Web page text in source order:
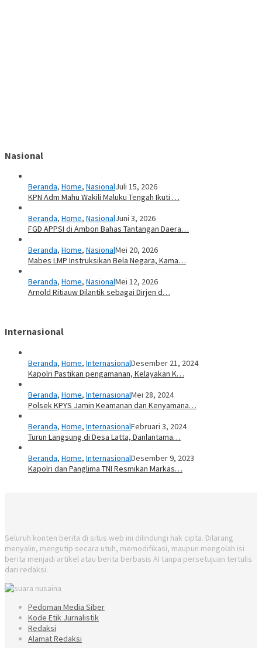
Nasional
Beranda, Home, NasionalJuli 15, 2026
KPN Adm Mahu Wakili Maluku Tengah Ikuti …
Beranda, Home, NasionalJuni 3, 2026
FGD APPSI di Ambon Bahas Tantangan Daera…
Beranda, Home, NasionalMei 20, 2026
Mabes LMP Instruksikan Bela Negara, Kama…
Beranda, Home, NasionalMei 12, 2026
Arnold Ritiauw Dilantik sebagai Dirjen d…
Internasional
Beranda, Home, InternasionalDesember 21, 2024
Kapolri Pastikan pengamanan, Kelayakan K…
Beranda, Home, InternasionalMei 28, 2024
Polsek KPYS Jamin Keamanan dan Kenyamana…
Beranda, Home, InternasionalFebruari 3, 2024
Turun Langsung di Desa Latta, Danlantama…
Beranda, Home, InternasionalDesember 9, 2023
Kapolri dan Panglima TNI Resmikan Markas…
Seluruh konten berita di situs web ini dilindungi hak cipta. Dilarang
menyalin, mengutip secara utuh, memodifikasi, maupun mengolah isi
berita menjadi artikel atau berita berbasis AI tanpa persetujuan tertulis
dari redaksi.
Pedoman Media Siber
Kode Etik Jurnalistik
Redaksi
Alamat Redaksi